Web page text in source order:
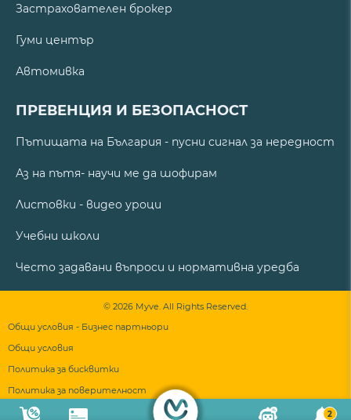
2
Застрахователен брокер
Гуми център
Автомивка
ПРЕВЕНЦИЯ И БЕЗОПАСНОСТ
Пътищата на България - пусни сигнал за нередност
Аз на пътя- научи ме да шофирам
Листовки - видео уроци
Учебни школи
Често задавани въпроси и нормативна уредба
© 2026 Myve. All Rights Reserved.
Общи условия - Бизнес партньори
Общи условия
Политика за бисквитки
Политика за поверителност